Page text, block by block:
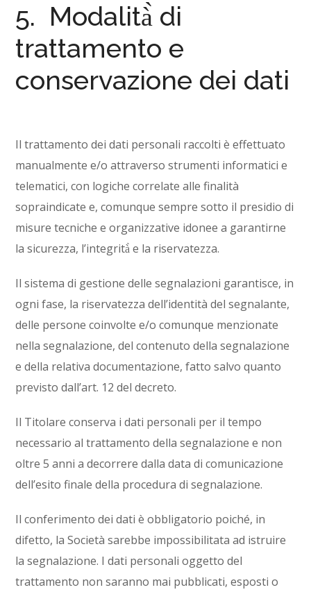
5. Modalità̀ di
trattamento e
conservazione dei dati
Il trattamento dei dati personali raccolti è effettuato
manualmente e/o attraverso strumenti informatici e
telematici, con logiche correlate alle finalità
sopraindicate e, comunque sempre sotto il presidio di
misure tecniche e organizzative idonee a garantirne
la sicurezza, l’integrità̀ e la riservatezza.
Il sistema di gestione delle segnalazioni garantisce, in
ogni fase, la riservatezza dell’identità del segnalante,
delle persone coinvolte e/o comunque menzionate
nella segnalazione, del contenuto della segnalazione
e della relativa documentazione, fatto salvo quanto
previsto dall’art. 12 del decreto.
Il Titolare conserva i dati personali per il tempo
necessario al trattamento della segnalazione e non
oltre 5 anni a decorrere dalla data di comunicazione
dell’esito finale della procedura di segnalazione.
Il conferimento dei dati è obbligatorio poiché, in
difetto, la Società sarebbe impossibilitata ad istruire
la segnalazione. I dati personali oggetto del
trattamento non saranno mai pubblicati, esposti o